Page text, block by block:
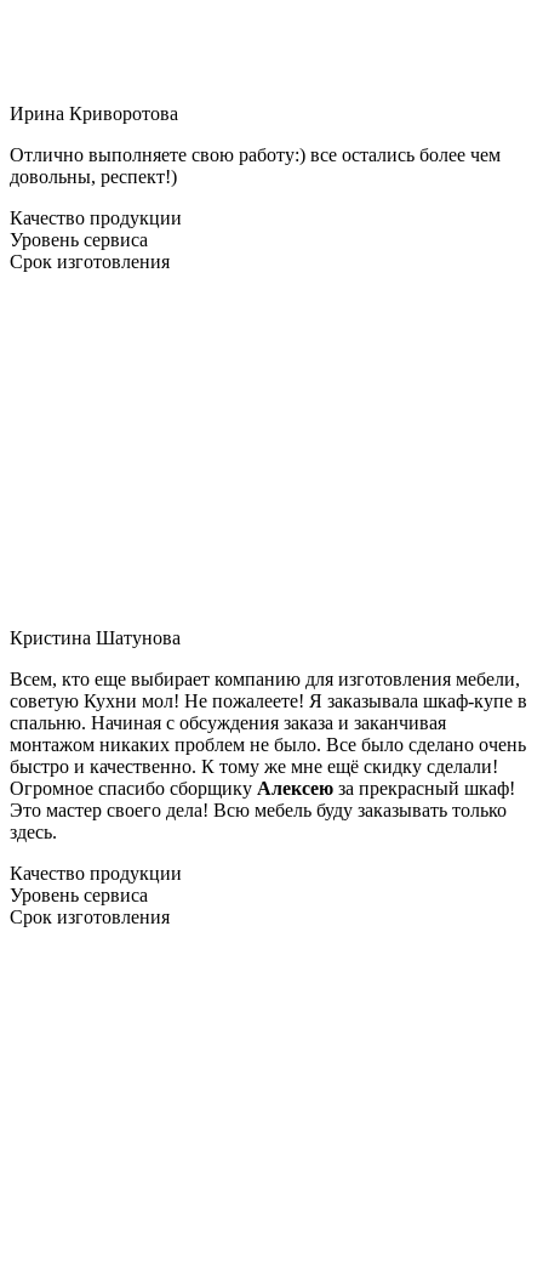
Ирина Криворотова
Отлично выполняете свою работу:) все остались более чем
довольны, респект!)
Качество продукции
Уровень сервиса
Срок изготовления
Кристина Шатунова
Всем, кто еще выбирает компанию для изготовления мебели,
советую Кухни мол! Не пожалеете! Я заказывала шкаф-купе в
спальню. Начиная с обсуждения заказа и заканчивая
монтажом никаких проблем не было. Все было сделано очень
быстро и качественно. К тому же мне ещё скидку сделали!
Огромное спасибо сборщику Алексею за прекрасный шкаф!
Это мастер своего дела! Всю мебель буду заказывать только
здесь.
Качество продукции
Уровень сервиса
Срок изготовления